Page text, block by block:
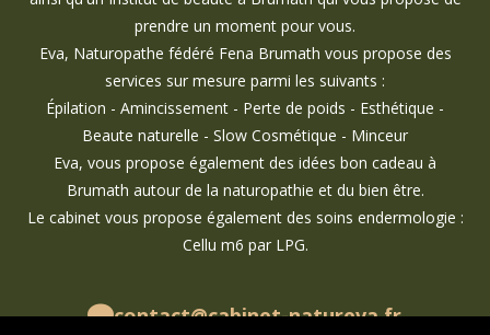
prendre un moment pour vous.
Eva, Naturopathe fédéré Fena Brumath vous propose des
services sur mesure parmi les suivants :
Épilation - Amincissement - Perte de poids - Esthétique -
Beaute naturelle - Slow Cosmétique - Minceur
Eva, vous propose également des idées bon cadeau à
Brumath autour de la naturopathie et du bien être.
Le cabinet vous propose également des soins endermologie :
Cellu m6 par LPG.
contact@cabinet-natureva.fr